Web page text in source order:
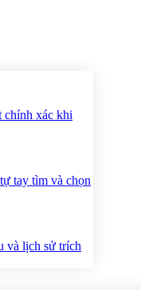
chính xác khi
tay tìm và chọn
và lịch sử trích